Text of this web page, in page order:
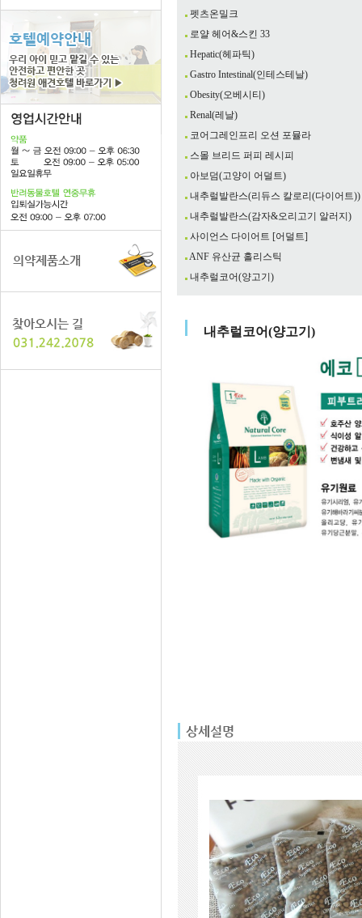
펫츠온밀크
로얄 헤어&스킨 33
Hepatic(헤파틱)
Gastro Intestinal(인테스테날)
Obesity(오베시티)
Renal(레날)
코어그레인프리 오션 포뮬라
스몰 브리드 퍼피 레시피
아보덤(고양이 어덜트)
내추럴발란스(리듀스 칼로리(다이어트))
내추럴발란스(감자&오리고기 알러지)
사이언스 다이어트 [어덜트]
ANF 유산균 홀리스틱
내추럴코어(양고기)
내추럴코어(양고기)